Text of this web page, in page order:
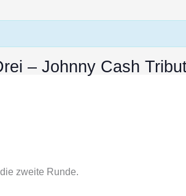
– Johnny Cash
zweite Runde.